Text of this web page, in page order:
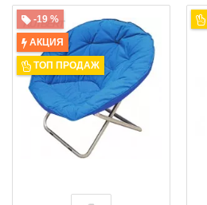
-19 %
АКЦИЯ
ТОП ПРОДАЖ